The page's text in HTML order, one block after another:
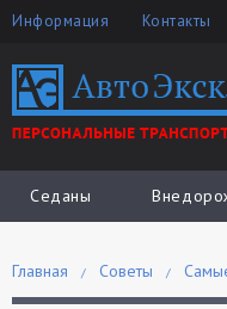
Информация Контакты
Седаны
Главная Советы